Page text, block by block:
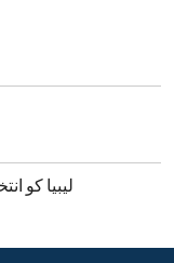
لیبیا کو